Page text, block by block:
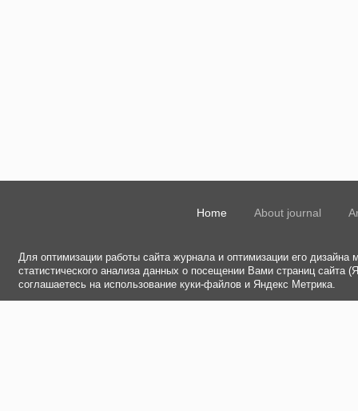
Home About journal
Для оптимизации работы сайта журнала и оптимизации его
статистического анализа данных о посещении Вами страниц сайта
соглашаетесь на использование куки-файлов и Яндекс Метрика.